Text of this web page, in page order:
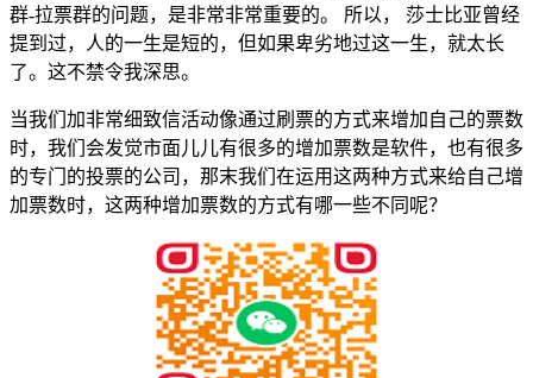
群-拉票群的问题，是非常非常重要的。 所以， 莎士比亚曾经
提到过，人的一生是短的，但如果卑劣地过这一生，就太长
了。这不禁令我深思。
当我们加非常细致信活动像通过刷票的方式来增加自己的票数
时，我们会发觉市面儿儿有很多的增加票数是软件，也有很多
的专门的投票的公司，那末我们在运用这两种方式来给自己增
加票数时，这两种增加票数的方式有哪一些不同呢？